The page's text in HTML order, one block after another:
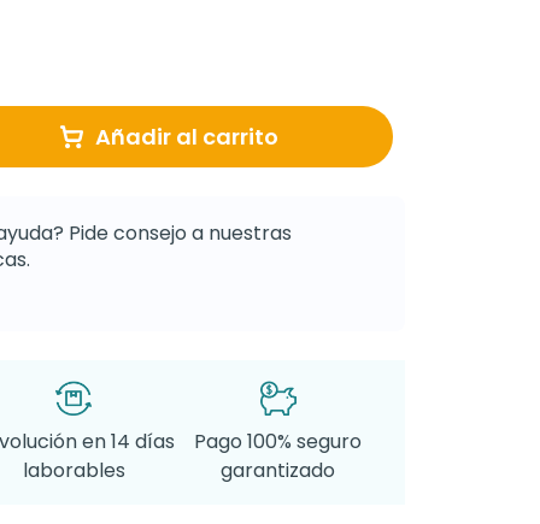
Añadir al carrito
Pide consejo a nuestras
en 14 días
laborables
Pago 100% seguro
garantizado